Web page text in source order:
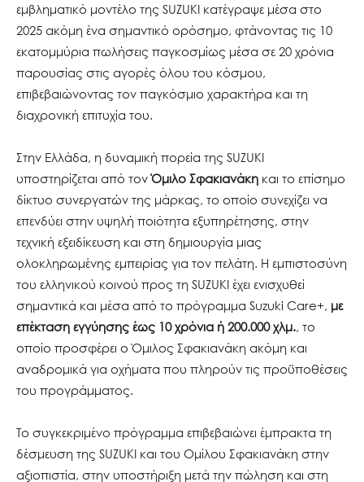
εμβληματικό μοντέλο της SUZUKI κατέγραψε μέσα στο
2025 ακόμη ένα σημαντικό ορόσημο, φτάνοντας τις 10
εκατομμύρια πωλήσεις παγκοσμίως μέσα σε 20 χρόνια
παρουσίας στις αγορές όλου του κόσμου,
επιβεβαιώνοντας τον παγκόσμιο χαρακτήρα και τη
διαχρονική επιτυχία του.
Στην Ελλάδα, η δυναμική πορεία της SUZUKI
υποστηρίζεται από τονΌμιλο Σφακιανάκη και το επίσημο
δίκτυο συνεργατών της μάρκας, το οποίο συνεχίζει να
επενδύει στην υψηλή ποιότητα εξυπηρέτησης, στην
τεχνική εξειδίκευση και στη δημιουργία μιας
ολοκληρωμένης εμπειρίας για τον πελάτη. Η εμπιστοσύνη
του ελληνικού κοινού προς τη SUZUKI έχει ενισχυθεί
σημαντικά και μέσα από το πρόγραμμα Suzuki Care+, με
επέκταση εγγύησης έως 10 χρόνια ή 200.000 χλμ., το
οποίο προσφέρει ο Όμιλος Σφακιανάκη ακόμη και
αναδρομικά για οχήματα που πληρούν τις προϋποθέσεις
του προγράμματος.
Το συγκεκριμένο πρόγραμμα επιβεβαιώνει έμπρακτα τη
δέσμευση της SUZUKI και του Ομίλου Σφακιανάκη στην
αξιοπιστία, στην υποστήριξη μετά την πώληση και στη